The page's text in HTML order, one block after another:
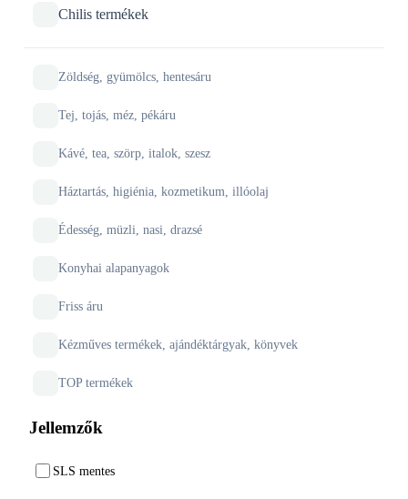
Chilis termékek
Zöldség, gyümölcs, hentesáru
Tej, tojás, méz, pékáru
Kávé, tea, szörp, italok, szesz
Háztartás, higiénia, kozmetikum, illóolaj
Édesség, müzli, nasi, drazsé
Konyhai alapanyagok
Friss áru
Kézműves termékek, ajándéktárgyak, könyvek
TOP termékek
Jellemzők
SLS mentes